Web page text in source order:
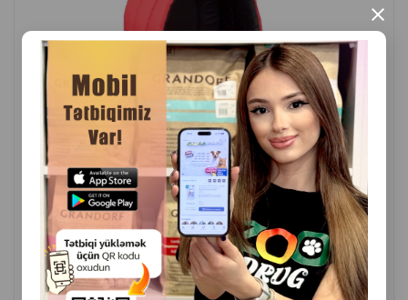
×
( Rəylər)
Çəki Qiymət
Almaq
1 ədəd
61.00
ALMAQ